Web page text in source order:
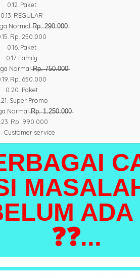
Paket
REGULAR
Normal ̶R̶p̶.̶ ̶2̶9̶0̶.̶0̶0̶0̶
Rp. 250.000
Paket
Family
Normal ̶R̶p̶.̶ ̶7̶5̶0̶.̶0̶0̶0̶
Rp. 650.000
Paket
Super Promo
Normal ̶R̶p̶.̶ ̶1̶.̶2̶5̶0̶.̶0̶0̶0̶
Rp. 990.000
Customer service
❓❓...